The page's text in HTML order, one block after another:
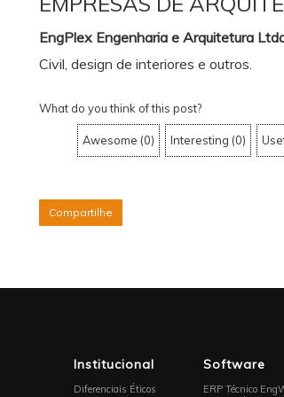
EngPlex Engenharia e Arquitetura
Civil, design de interiores e outros.
What do you think of this post?
Awesome (0) Interesting (0)
Compartilhe
Institucional
Diferenciais Éticos
Software
ERP Técnico